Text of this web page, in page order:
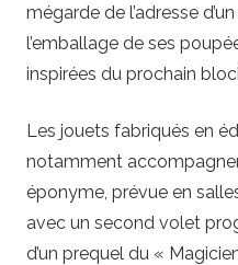
mégarde de l’adresse
l’emballage de ses
inspirées du prochain
Les jouets fabriqués en
notamment
éponyme, prévue en
avec un second volet
d’un prequel du «